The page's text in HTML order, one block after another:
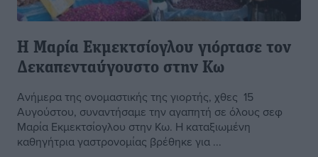
Η Μαρία Εκμεκτσίογλου γιόρτασε τον
Δεκαπενταύγουστο στην Κω
Ανήμερα της ονομαστικής της γιορτής, χθες 15
Αυγούστου, συναντήσαμε την αγαπητή σε όλους σεφ
Μαρία Εκμεκτσίογλου στην Κω. Η καταξιωμένη
καθηγήτρια γαστρονομίας βρέθηκε για ...